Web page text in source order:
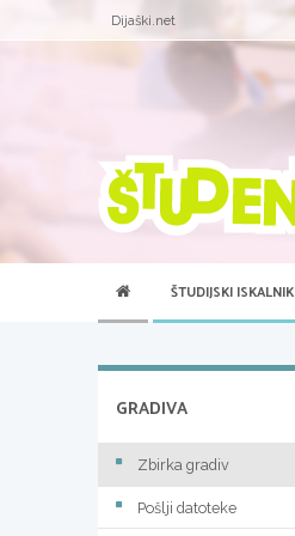
Dijaški.net
ŠTUDIJSKI ISKALNIK
GRADIVA
Zbirka gradiv
Pošlji datoteke